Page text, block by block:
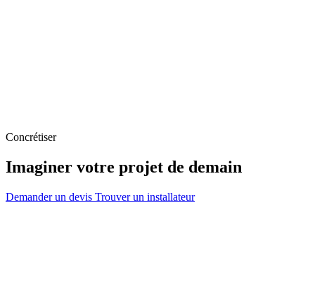
Concrétiser
Imaginer votre projet de demain
Demander un devis Trouver un installateur